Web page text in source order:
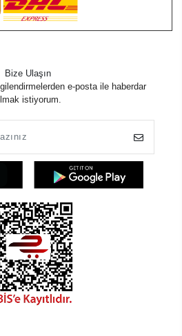
Bize Ulaşın
e-posta ile haberdar
istiyorum.